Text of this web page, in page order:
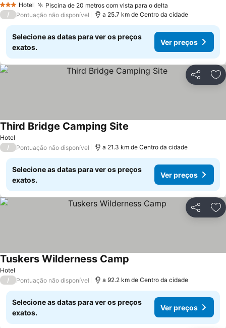
3 EstrelasHotel Piscina de 20 metros com vista para o delta
/ Pontuação não disponível a 25.7 km de Centro da cidade
Selecione as datas para ver os preços
exatos.
Ver preços
Partilhar
Hotel
Third Bridge Camping Site
/ Pontuação não disponível a 21.3 km de Centro da cidade
Selecione as datas para ver os preços
exatos.
Ver preços
Partilhar
Hotel
Tuskers Wilderness Camp
/ Pontuação não disponível a 92.2 km de Centro da cidade
Selecione as datas para ver os preços
exatos.
Ver preços